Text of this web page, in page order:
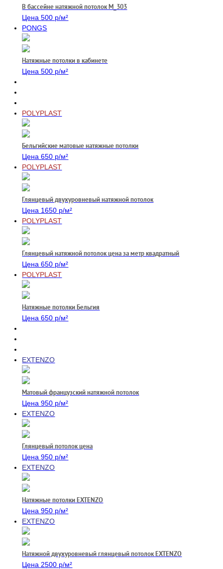
В бассейне натяжной потолок M_303
Цена 500 р/м²
PONGS
Натяжные потолки в кабинете
Цена 500 р/м²
POLYPLAST
Бельгийские матовые натяжные потолки
Цена 650 р/м²
POLYPLAST
Глянцевый двухуровневый натяжной потолок
Цена 1650 р/м²
POLYPLAST
Глянцевый натяжной потолок цена за метр квадратный
Цена 650 р/м²
POLYPLAST
Натяжные потолки Бельгия
Цена 650 р/м²
EXTENZO
Матовый французский натяжной потолок
Цена 950 р/м²
EXTENZO
Глянцевый потолок цена
Цена 950 р/м²
EXTENZO
Натяжные потолки EXTENZO
Цена 950 р/м²
EXTENZO
Натяжной двухуровневый глянцевый потолок EXTENZO
Цена 2500 р/м²